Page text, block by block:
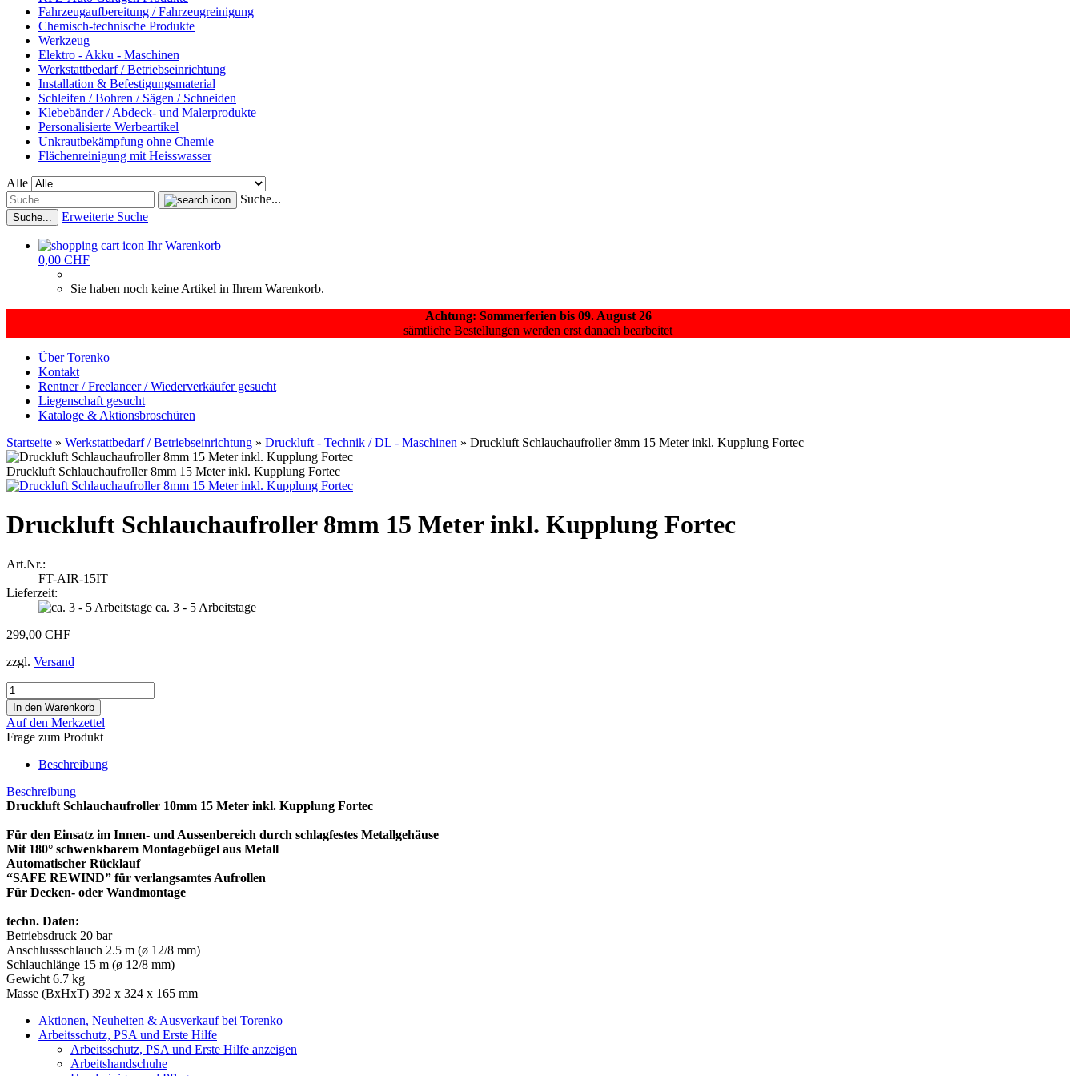
Fahrzeugaufbereitung / Fahrzeugreinigung
Chemisch-technische Produkte
Werkzeug
Elektro - Akku - Maschinen
Werkstattbedarf / Betriebseinrichtung
Installation & Befestigungsmaterial
Schleifen / Bohren / Sägen / Schneiden
Klebebänder / Abdeck- und Malerprodukte
Personalisierte Werbeartikel
Unkrautbekämpfung ohne Chemie
Flächenreinigung mit Heisswasser
Alle
Suche...
Suche... Erweiterte Suche
Ihr Warenkorb
0,00 CHF
Sie haben noch keine Artikel in Ihrem Warenkorb.
Achtung: Sommerferien bis 09. August 26
sämtliche Bestellungen werden erst danach bearbeitet
Über Torenko
Kontakt
Rentner / Freelancer / Wiederverkäufer gesucht
Liegenschaft gesucht
Kataloge & Aktionsbroschüren
Startseite » Werkstattbedarf / Betriebseinrichtung » Druckluft - Technik / DL - Maschinen » Druckluft Schlauchaufroller 8mm 15 Meter inkl. Kupplung Fortec
Druckluft Schlauchaufroller 8mm 15 Meter inkl. Kupplung Fortec
Druckluft Schlauchaufroller 8mm 15 Meter inkl. Kupplung Fortec
Art.Nr.:
FT-AIR-15IT
Lieferzeit:
ca. 3 - 5 Arbeitstage
299,00 CHF
zzgl. Versand
Auf den Merkzettel
Frage zum Produkt
Beschreibung
Beschreibung
Druckluft Schlauchaufroller 10mm 15 Meter inkl. Kupplung Fortec
Für den Einsatz im Innen- und Aussenbereich durch schlagfestes Metallgehäuse
Mit 180° schwenkbarem Montagebügel aus Metall
Automatischer Rücklauf
“SAFE REWIND” für verlangsamtes Aufrollen
Für Decken- oder Wandmontage
techn. Daten:
Betriebsdruck 20 bar
Anschlussschlauch 2.5 m (ø 12/8 mm)
Schlauchlänge 15 m (ø 12/8 mm)
Gewicht 6.7 kg
Masse (BxHxT) 392 x 324 x 165 mm
Aktionen, Neuheiten & Ausverkauf bei Torenko
Arbeitsschutz, PSA und Erste Hilfe
Arbeitsschutz, PSA und Erste Hilfe anzeigen
Arbeitshandschuhe